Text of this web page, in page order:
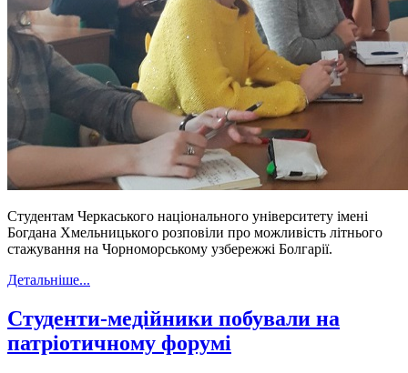
Студентам Черкаського національного університету імені
Богдана Хмельницького розповіли про можливість літнього
стажування на Чорноморському узбережжі Болгарії.
Детальніше...
Студенти-медійники побували на
патріотичному форумі